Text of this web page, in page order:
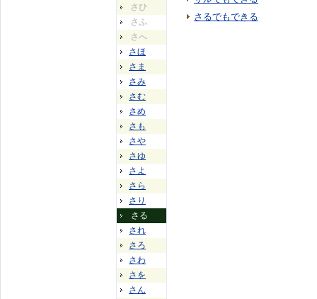
さひ
さふ
さへ
さほ
さま
さみ
さむ
さめ
さも
さや
さゆ
さよ
さら
さり
さる
され
さろ
さわ
さを
さん
さるでもできる